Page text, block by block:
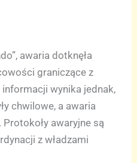
awaria dotknęła
graniczące z
wynika jednak,
chwilowe, a awaria
awaryjne są
z władzami